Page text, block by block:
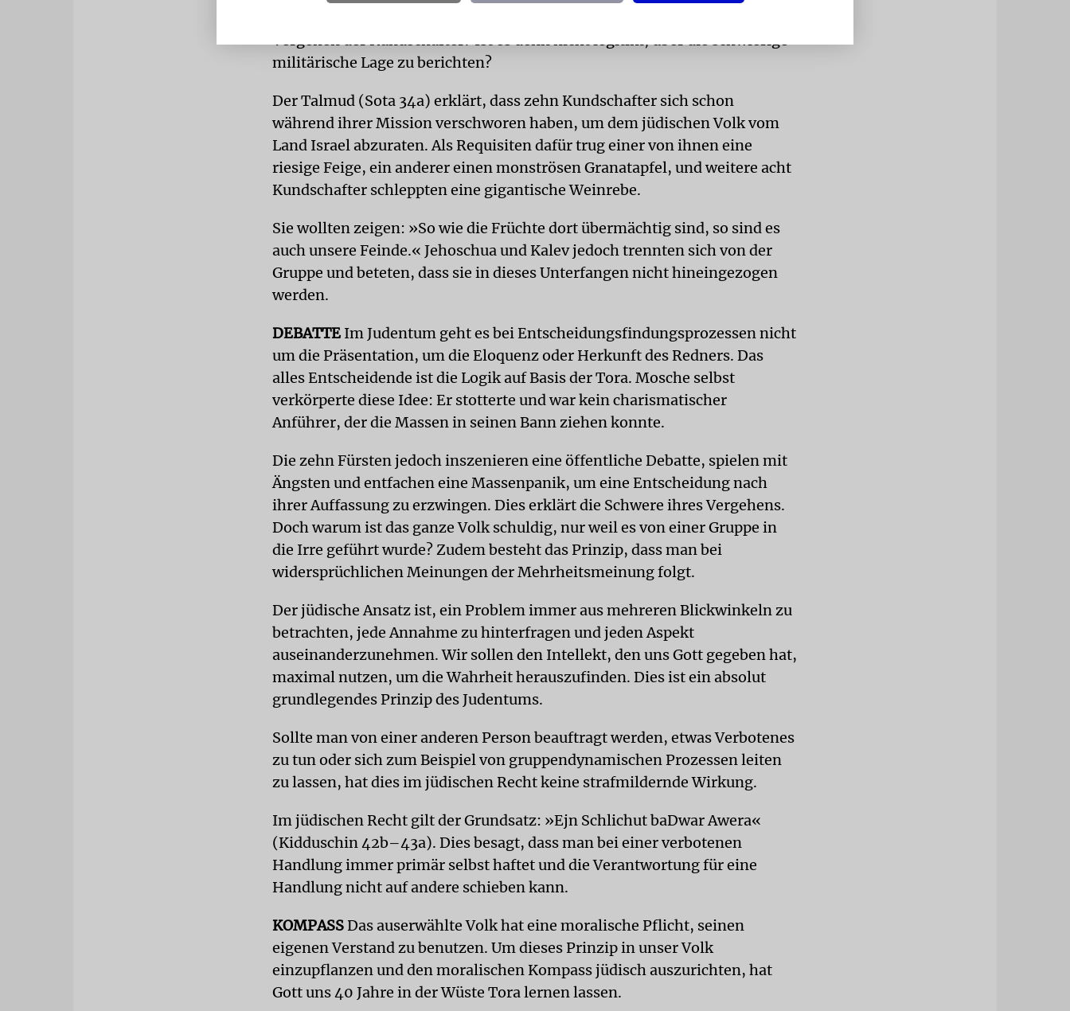
Vergehen der Kundschafter? Ist es denn nicht legitim, über die schwierige
militärische Lage zu berichten?
Der Talmud (Sota 34a) erklärt, dass zehn Kundschafter sich schon
während ihrer Mission verschworen haben, um dem jüdischen Volk vom
Land Israel abzuraten. Als Requisiten dafür trug einer von ihnen eine
riesige Feige, ein anderer einen monströsen Granatapfel, und weitere acht
Kundschafter schleppten eine gigantische Weinrebe.
Sie wollten zeigen: »So wie die Früchte dort übermächtig sind, so sind es
auch unsere Feinde.« Jehoschua und Kalev jedoch trennten sich von der
Gruppe und beteten, dass sie in dieses Unterfangen nicht hineingezogen
werden.
DEBATTE Im Judentum geht es bei Entscheidungsfindungsprozessen nicht
um die Präsentation, um die Eloquenz oder Herkunft des Redners. Das
alles Entscheidende ist die Logik auf Basis der Tora. Mosche selbst
verkörperte diese Idee: Er stotterte und war kein charismatischer
Anführer, der die Massen in seinen Bann ziehen konnte.
Die zehn Fürsten jedoch inszenieren eine öffentliche Debatte, spielen mit
Ängsten und entfachen eine Massenpanik, um eine Entscheidung nach
ihrer Auffassung zu erzwingen. Dies erklärt die Schwere ihres Vergehens.
Doch warum ist das ganze Volk schuldig, nur weil es von einer Gruppe in
die Irre geführt wurde? Zudem besteht das Prinzip, dass man bei
widersprüchlichen Meinungen der Mehrheitsmeinung folgt.
Der jüdische Ansatz ist, ein Problem immer aus mehreren Blickwinkeln zu
betrachten, jede Annahme zu hinterfragen und jeden Aspekt
auseinanderzunehmen. Wir sollen den Intellekt, den uns Gott gegeben hat,
maximal nutzen, um die Wahrheit herauszufinden. Dies ist ein absolut
grundlegendes Prinzip des Judentums.
Sollte man von einer anderen Person beauftragt werden, etwas Verbotenes
zu tun oder sich zum Beispiel von gruppendynamischen Prozessen leiten
zu lassen, hat dies im jüdischen Recht keine strafmildernde Wirkung.
Im jüdischen Recht gilt der Grundsatz: »Ejn Schlichut baDwar Awera«
(Kidduschin 42b–43a). Dies besagt, dass man bei einer verbotenen
Handlung immer primär selbst haftet und die Verantwortung für eine
Handlung nicht auf andere schieben kann.
KOMPASSDas auserwählte Volk hat eine moralische Pflicht, seinen
eigenen Verstand zu benutzen. Um dieses Prinzip in unser Volk
einzupflanzen und den moralischen Kompass jüdisch auszurichten, hat
Gott uns 40 Jahre in der Wüste Tora lernen lassen.